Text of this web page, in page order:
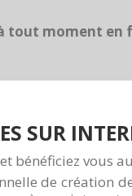
moment en
SUR
bénéficiez vous
de création